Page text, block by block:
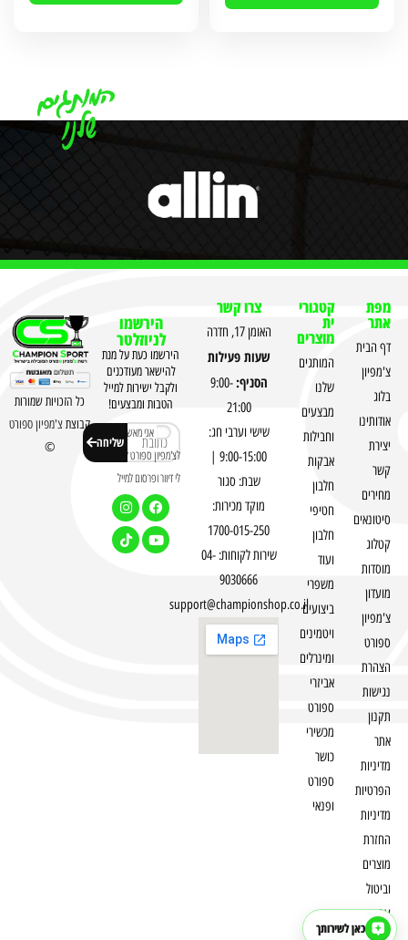
כאן לשירותך
מפת
אתר
דף הבית
צ'מפיון
בלוג
אודותינו
יצירת
קשר
מחירים
סיטונאים
קטלוג
מוסדות
מועדון
צ'מפיון
ספורט
הצהרת
נגישות
תקנון
אתר
מדיניות
הפרטיות
מדיניות
החזרת
מוצרים
וביטול
עסקה
קטגורי
ית
מוצרים
המותגים
שלנו
מבצעים
וחבילות
אבקות
חלבון
חטיפי
חלבון
ועוד
משפרי
ביצועים
ויטמינים
ומינרלים
אביזרי
ספורט
מכשירי
כושר
ספורט
ופנאי
צרו קשר
האומן 17, חדרה
שעות פעילות
הסניף:9:00-
21:00
שישי וערבי חג:
9:00-15:00 |
שבת: סגור
מוקד מכירות:
1700-015-250
שירות לקוחות: 04-
9030666
support@championshop.co.il
הירשמו
לניוזלטר
הירשמו כעת על מנת
להישאר מעודכנים
ולקבל ישירות למייל
הטבות ומבצעים!
אני מאשר
לצ'מפיון ספורט לשלוח
לי דיוור ופרסום למייל
שליחה
כל הזכויות שמורות
קבוצתצ'מפיון ספורט
©